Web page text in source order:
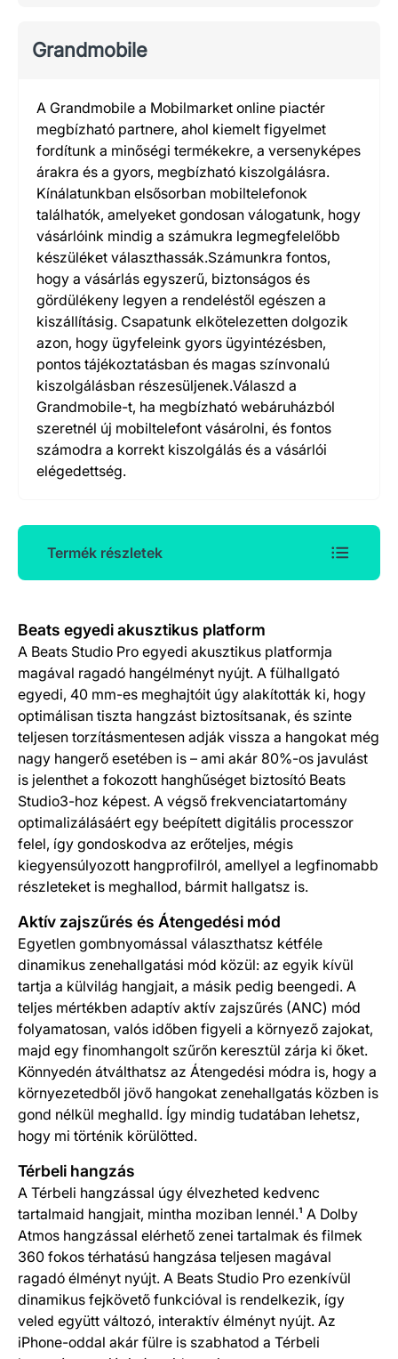
Grandmobile
A Grandmobile a Mobilmarket online piactér
megbízható partnere, ahol kiemelt figyelmet
fordítunk a minőségi termékekre, a versenyképes
árakra és a gyors, megbízható kiszolgálásra.
Kínálatunkban elsősorban mobiltelefonok
találhatók, amelyeket gondosan válogatunk, hogy
vásárlóink mindig a számukra legmegfelelőbb
készüléket választhassák.Számunkra fontos,
hogy a vásárlás egyszerű, biztonságos és
gördülékeny legyen a rendeléstől egészen a
kiszállításig. Csapatunk elkötelezetten dolgozik
azon, hogy ügyfeleink gyors ügyintézésben,
pontos tájékoztatásban és magas színvonalú
kiszolgálásban részesüljenek.Válaszd a
Grandmobile-t, ha megbízható webáruházból
szeretnél új mobiltelefont vásárolni, és fontos
számodra a korrekt kiszolgálás és a vásárlói
elégedettség.
Termék részletek
Termék részletek
Beats egyedi akusztikus platform
A Beats Studio Pro egyedi akusztikus platformja
magával ragadó hangélményt nyújt. A fülhallgató
egyedi, 40 mm-es meghajtóit úgy alakították ki, hogy
optimálisan tiszta hang­zást biztosítsanak, és szinte
teljesen torzításmentesen adják vissza a hangokat még
nagy hangerő esetében is – ami akár 80%-os javulást
is jelenthet a fokozott hanghűséget biztosító Beats
Studio3-hoz képest. A végső frekvenciatartomány
optimalizálásáért egy beépített digitális processzor
felel, így gondoskodva az erőteljes, mégis
kiegyensúlyozott hangprofilról, amellyel a legfinomabb
részleteket is meghallod, bármit hallgatsz is.
Aktív zajszűrés és Átengedési mód
Egyetlen gombnyomással választhatsz kétféle
dinamikus zenehallgatási mód közül: az egyik kívül
tartja a külvilág hangjait, a másik pedig beengedi. A
teljes mértékben adaptív aktív zajszűrés (ANC) mód
folyamatosan, valós időben figyeli a környező zajokat,
majd egy finomhangolt szűrőn keresztül zárja ki őket.
Könnyedén átválthatsz az Átengedési módra is, hogy a
környezetedből jövő hangokat zenehallgatás közben is
gond nélkül meghalld. Így mindig tudatában lehetsz,
hogy mi történik körülötted.
Térbeli hangzás
A Térbeli hangzással úgy élvezheted kedvenc
tartalmaid hangjait, mintha moziban lennél.¹ A Dolby
Atmos hangzással elérhető zenei tartalmak és filmek
360 fokos térhatású hangzása teljesen magával
ragadó élményt nyújt. A Beats Studio Pro ezenkívül
dinamikus fejkövető funkcióval is rendelkezik, így
veled együtt változó, interaktív élményt nyújt. Az
iPhone-oddal akár fülre is szabhatod a Térbeli